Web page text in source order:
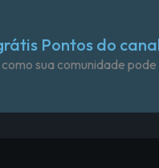
Pontos do
sua comunidade